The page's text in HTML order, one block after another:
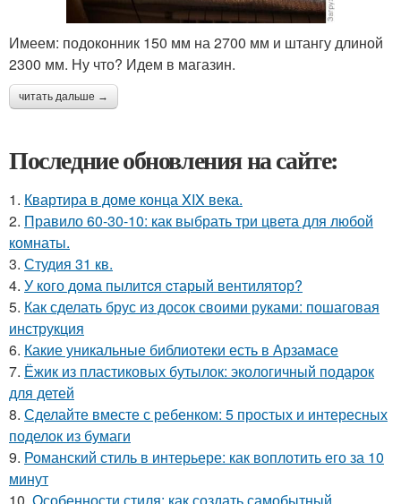
Имеем: подоконник 150 мм на 2700 мм и штангу длиной
2300 мм. Ну что? Идем в магазин.
читать дальше →
Последние обновления на сайте:
1. Квартира в доме конца XIX века.
2. Правило 60-30-10: как выбрать три цвета для любой
комнаты.
3. Студия 31 кв.
4. У кого дома пылитcя cтарый вентилятор?
5. Как сделать брус из досок своими руками: пошаговая
инструкция
6. Какие уникальные библиотеки есть в Арзамасе
7. Ёжик из пластиковых бутылок: экологичный подарок
для детей
8. Сделайте вместе с ребенком: 5 простых и интересных
поделок из бумаги
9. Романский стиль в интерьере: как воплотить его за 10
минут